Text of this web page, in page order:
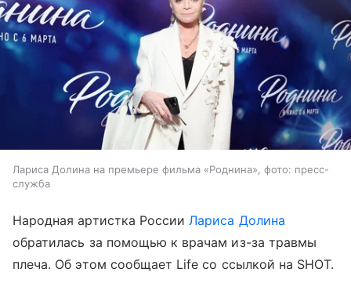
Лариса Долина на премьере фильма «Роднина», фото: пресс-
служба
Народная артистка РоссииЛариса Долина
обратилась за помощью к врачам из-за травмы
плеча. Об этом сообщает Life со ссылкой на SHOT.